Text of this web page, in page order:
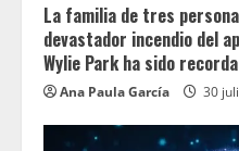
La familia de tres
devastador incendio del
Wylie Park ha sido
Ana Paula García 30